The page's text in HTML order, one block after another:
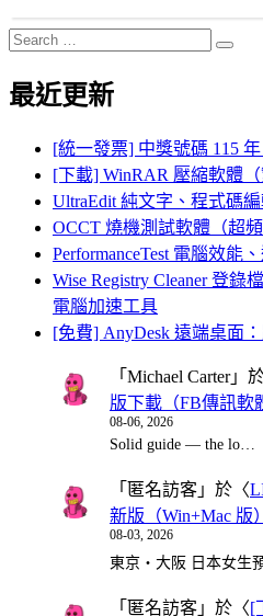
Search
for:
Search
最近更新
[統一發票] 中獎號碼 115 年
[下載] WinRAR 壓縮軟體
UltraEdit 純文字、程式碼
OCCT 燒機測試軟體（超
PerformanceTest 電腦效能
Wise Registry Cleaner 登錄
電腦加速工具
[免費] AnyDesk 遠端桌面
「 Michael Carter」
版下載（FB傳訊軟
08-06, 2026
Solid guide — the lo…
「 匿名訪客 」於〈
新版（Win+Mac 版）
08-03, 2026
東京・大阪 日本女生
「 匿名訪客 」於〈[